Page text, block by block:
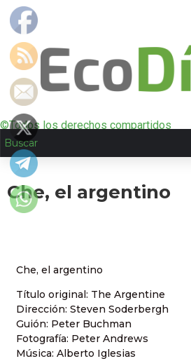
©Todos los derechos compartidos
Che, el argentino
Che, el argentino
Título original: The Argentine
Dirección: Steven Soderbergh
Guión: Peter Buchman
Fotografía: Peter Andrews
Música: Alberto Iglesias